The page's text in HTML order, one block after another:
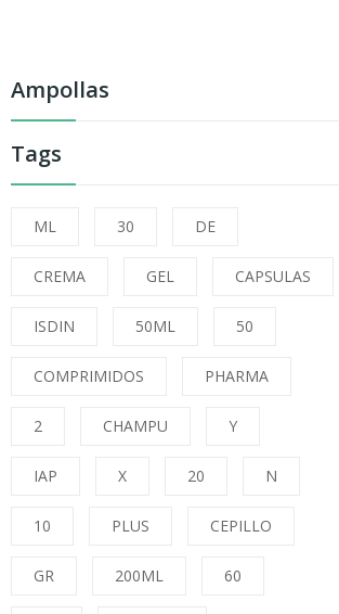
Ampollas
Tags
ML 30 DE
CREMA GEL CAPSULAS
ISDIN 50ML 50
COMPRIMIDOS PHARMA
2 CHAMPU Y
IAP X 20 N
10 PLUS CEPILLO
GR 200ML 60